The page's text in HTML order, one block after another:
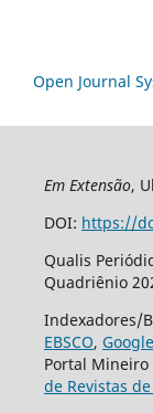
Open Journal
Em Extensão,
DOI: https://
Qualis
Quadriênio
Indexadores/
EBSCO,
Portal Mineiro
de Revistas